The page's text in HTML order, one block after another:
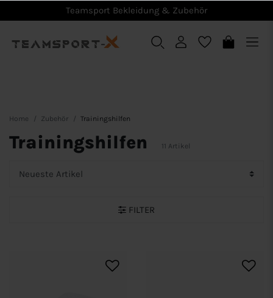
Teamsport Bekleidung & Zubehör
Home Zubehör Trainingshilfen
Trainingshilfen 11 Artikel
FILTER